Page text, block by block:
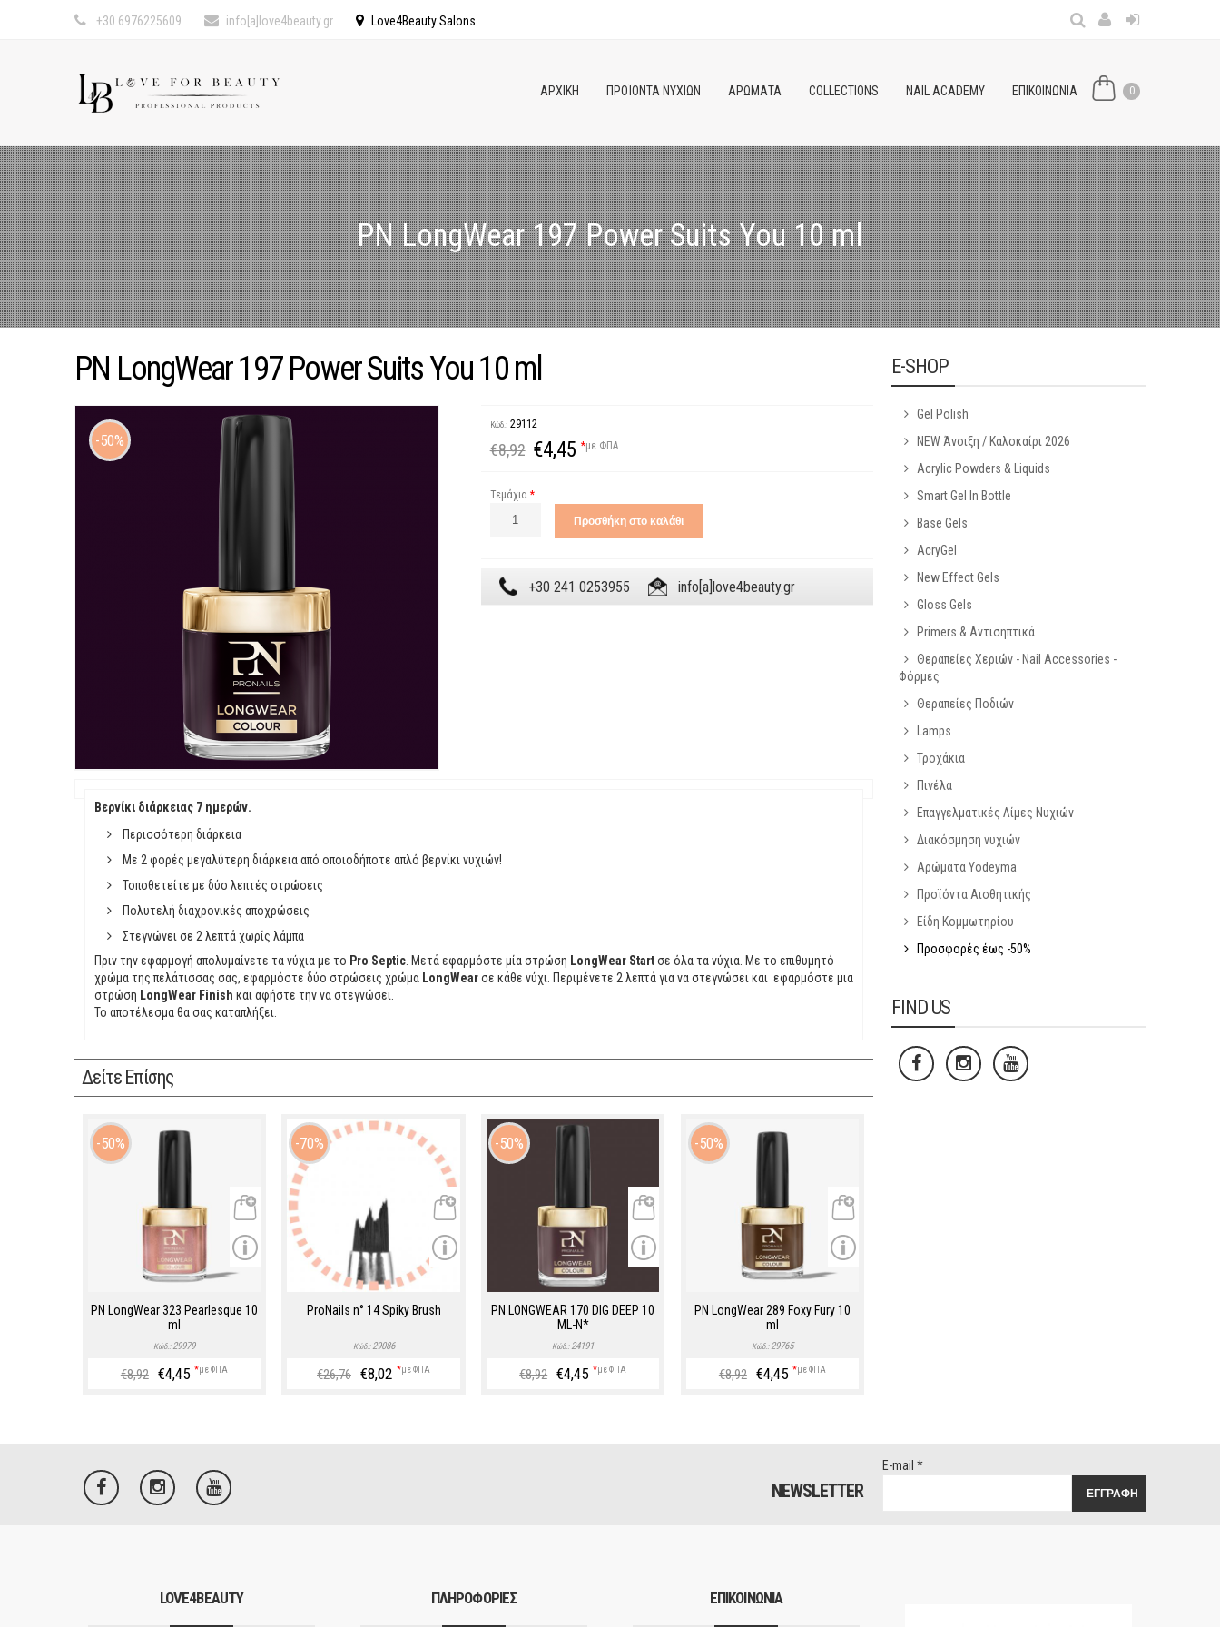
+30 6976225609 info[a]love4beauty.gr Love4Beauty Salons
ΑΡΧΙΚΗ ΠΡΟΪΟΝΤΑ ΝΥΧΙΩΝ ΑΡΩΜΑΤΑ COLLECTIONS NAIL ACADEMY ΕΠΙΚΟΙΝΩΝΙΑ 0
PN LongWear 197 Power Suits You 10 ml
PN LongWear 197 Power Suits You 10 ml
50%
Κώδ.: 29112
€8,92 €4,45 *με ΦΠΑ
Τεμάχια *
+30 241 0253955 info[a]love4beauty.gr
Βερνίκι διάρκειας 7 ημερών.
Περισσότερη διάρκεια
Με 2 φορές μεγαλύτερη διάρκεια από οποιοδήποτε απλό βερνίκι νυχιών!
Τοποθετείτε με δύο λεπτές στρώσεις
Πολυτελή διαχρονικές αποχρώσεις
Στεγνώνει σε 2 λεπτά χωρίς λάμπα
Πριν την εφαρμογή απολυμαίνετε τα νύχια με το Pro Septic . Μετά εφαρμόστε μία στρώση LongWear Startσε όλα τα νύχια. Με το επιθυμητό
χρώμα της πελάτισσας σας, εφαρμόστε δύο στρώσεις χρώμα LongWearσε κάθε νύχι. Περιμένετε 2 λεπτά για να στεγνώσει και εφαρμόστε μια
στρώση LongWear Finish και αφήστε την να στεγνώσει.
Το αποτέλεσμα θα σας καταπλήξει.
Δείτε Επίσης
50%
PN LongWear 323 Pearlesque 10
ml
Κώδ.: 29979
€8,92 €4,45 *με ΦΠΑ
70%
ProNails n° 14 Spiky Brush
Κώδ.: 29086
€26,76 €8,02 *με ΦΠΑ
50%
PN LONGWEAR 170 DIG DEEP 10
ML-N*
Κώδ.: 24191
€8,92 €4,45 *με ΦΠΑ
50%
PN LongWear 289 Foxy Fury 10
ml
Κώδ.: 29765
€8,92 €4,45 *με ΦΠΑ
E-SHOP
Gel Polish
NEW Άνοιξη / Καλοκαίρι 2026
Acrylic Powders & Liquids
Smart Gel In Bottle
Base Gels
AcryGel
New Effect Gels
Gloss Gels
Primers & Αντισηπτικά
Θεραπείες Χεριών - Nail Accessories -
Φόρμες
Θεραπείες Ποδιών
Lamps
Τροχάκια
Πινέλα
Επαγγελματικές Λίμες Νυχιών
Διακόσμηση νυχιών
Αρώματα Yodeyma
Προϊόντα Αισθητικής
Είδη Κομμωτηρίου
Προσφορές έως -50%
FIND US
NEWSLETTER
E-mail *
LOVE4BEAUTY ΠΛΗΡΟΦΟΡΙΕΣ ΕΠΙΚΟΙΝΩΝΙΑ